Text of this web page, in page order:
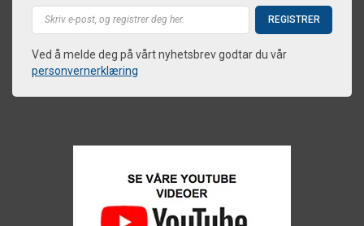
Ved å melde deg på vårt nyhetsbrev godtar du vår
personvernerklæring